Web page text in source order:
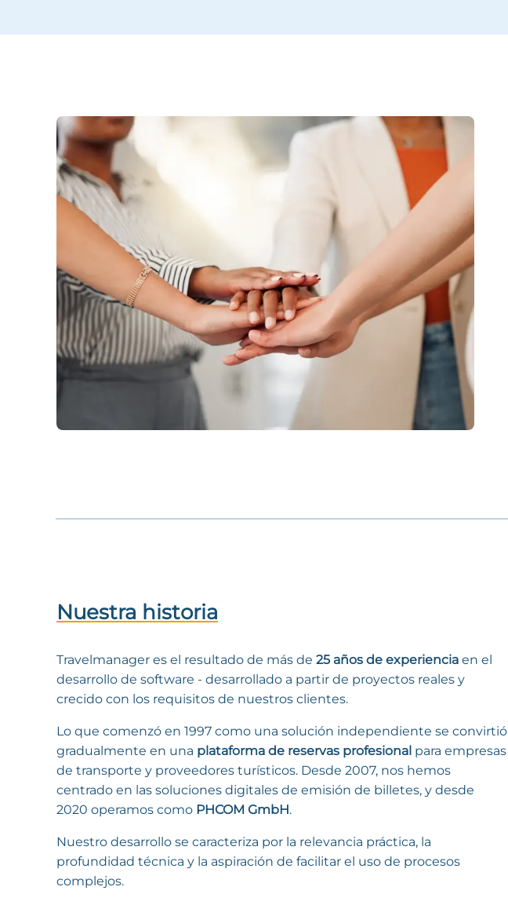
Nuestra historia
Travelmanager es el resultado de más de 25 años de experiencia en el
desarrollo de software - desarrollado a partir de proyectos reales y
crecido con los requisitos de nuestros clientes.
Lo que comenzó en 1997 como una solución independiente se convirtió
gradualmente en una plataforma de reservas profesional para empresas
de transporte y proveedores turísticos. Desde 2007, nos hemos
centrado en las soluciones digitales de emisión de billetes, y desde
2020 operamos como PHCOM GmbH.
Nuestro desarrollo se caracteriza por la relevancia práctica, la
profundidad técnica y la aspiración de facilitar el uso de procesos
complejos.